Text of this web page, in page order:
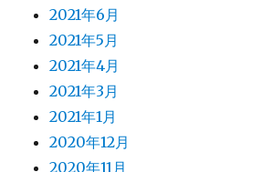
2021年6月
2021年5月
2021年4月
2021年3月
2021年1月
2020年12月
2020年11月